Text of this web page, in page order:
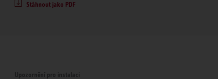
Stáhnout jako PDF
Upozornění pro instalaci